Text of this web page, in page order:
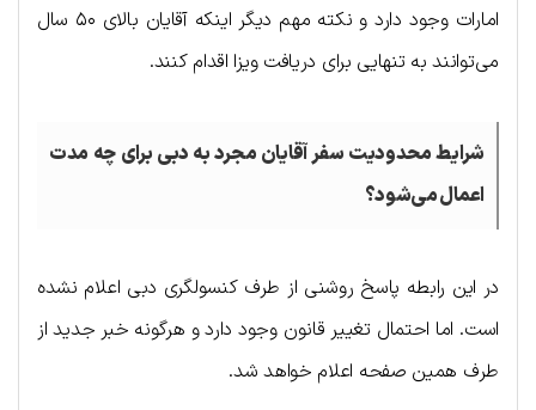
امارات وجود دارد و نکته مهم دیگر اینکه آقایان بالای ۵۰ سال
می‌توانند به تنهایی برای دریافت ویزا اقدام کنند.
شرایط محدودیت سفر آقایان مجرد به دبی برای چه مدت
اعمال می‌شود؟
در این رابطه پاسخ روشنی از طرف کنسولگری دبی اعلام نشده
است. اما احتمال تغییر قانون وجود دارد و هرگونه خبر جدید از
طرف همین صفحه اعلام خواهد شد.